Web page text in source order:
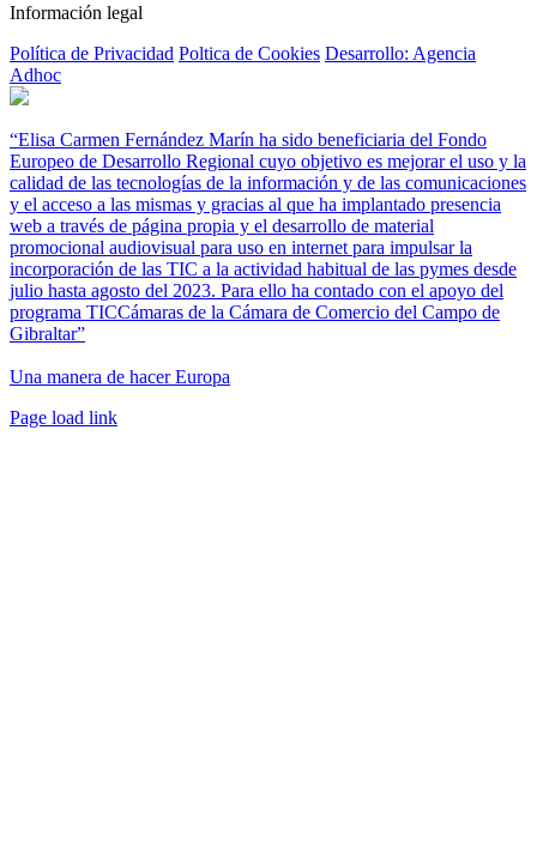
Información legal
Política de Privacidad Poltica de Cookies Desarrollo: Agencia
Adhoc
“Elisa Carmen Fernández Marín ha sido beneficiaria del Fondo
Europeo de Desarrollo Regional cuyo objetivo es mejorar el uso y la
calidad de las tecnologías de la información y de las comunicaciones
y el acceso a las mismas y gracias al que ha implantado presencia
web a través de página propia y el desarrollo de material
promocional audiovisual para uso en internet para impulsar la
incorporación de las TIC a la actividad habitual de las pymes desde
julio hasta agosto del 2023. Para ello ha contado con el apoyo del
programa TICCámaras de la Cámara de Comercio del Campo de
Gibraltar”
Una manera de hacer Europa
Facebook
Twitter
Instagram
Pinterest
Page load link